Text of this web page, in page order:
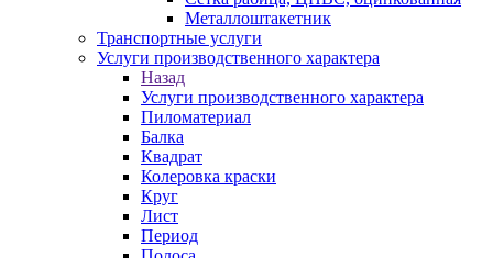
Металлоштакетник
Транспортные услуги
Услуги производственного характера
Назад
Услуги производственного характера
Пиломатериал
Балка
Квадрат
Колеровка краски
Круг
Лист
Период